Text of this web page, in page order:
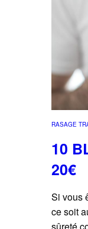
RASAGE
10
20€
Si vous
ce soit